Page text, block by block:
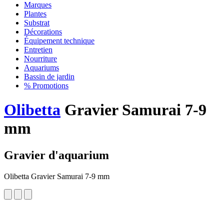
Marques
Plantes
Substrat
Décorations
Équipement technique
Entretien
Nourriture
Aquariums
Bassin de jardin
% Promotions
Olibetta Gravier Samurai 7-9
mm
Gravier d'aquarium
Olibetta Gravier Samurai 7-9 mm